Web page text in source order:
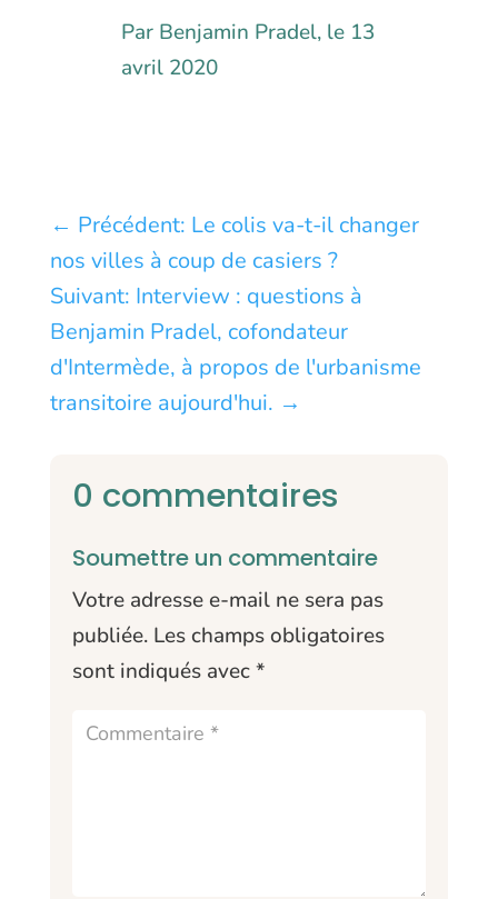
Par Benjamin Pradel, le 13
avril 2020
← Précédent: Le colis va-t-il changer
nos villes à coup de casiers ?
Suivant: Interview : questions à
Benjamin Pradel, cofondateur
d'Intermède, à propos de l'urbanisme
transitoire aujourd'hui. →
0 commentaires
Soumettre un commentaire
Votre adresse e-mail ne sera pas
publiée. Les champs obligatoires
sont indiqués avec*